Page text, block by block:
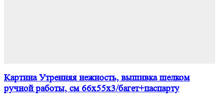
Картина Утренняя нежность, вышивка шелком
ручной работы, см 66х55х3/багет+паспарту